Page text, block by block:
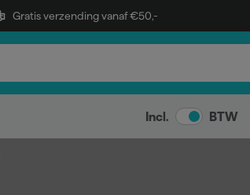
Gratis verzending vanaf €50,-
Incl. BTW